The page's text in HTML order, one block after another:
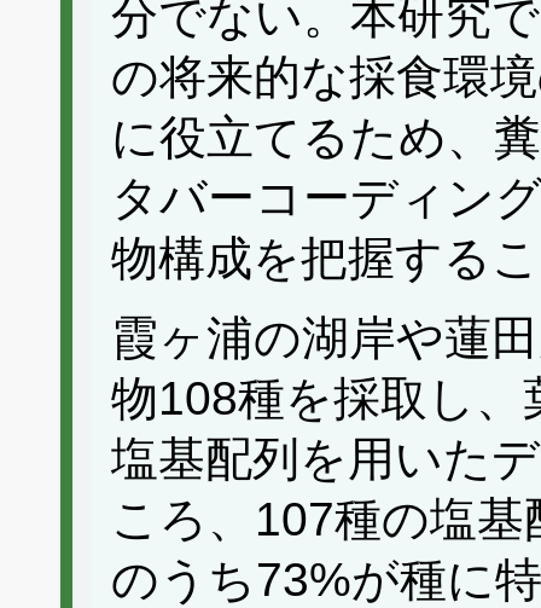
分でない。本研究
の将来的な採食環
に役立てるため、
タバーコーディン
物構成を把握する
霞ヶ浦の湖岸や蓮
物108種を採取し、
塩基配列を用いた
ころ、107種の塩
のうち73%が種に